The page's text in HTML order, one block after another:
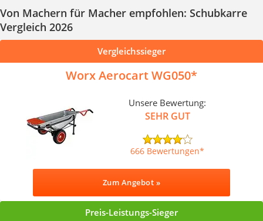
Von Machern für Macher empfohlen: Schubkarre
Vergleich 2026
Vergleichssieger
Worx Aerocart WG050
Unsere Bewertung:
SEHR GUT
666 Bewertungen
Zum Angebot »
Preis-Leistungs-Sieger